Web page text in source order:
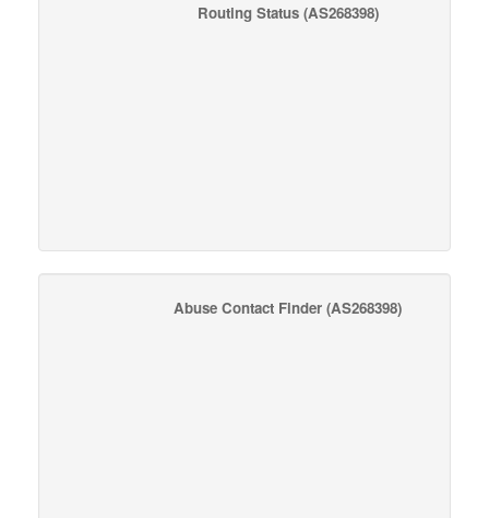
Routing Status(AS268398)
Abuse Contact Finder (AS268398)